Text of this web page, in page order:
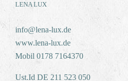
LENA LUX
info@lena-lux.de
www.lena-lux.de
Mobil 0178 7164370
Ust.Id DE 211 523 050